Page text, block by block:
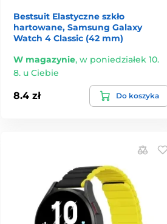
Bestsuit Elastyczne szkło
hartowane, Samsung Galaxy
Watch 4 Classic (42 mm)
W magazynie, w poniedziałek 10.
8. u Ciebie
8.4 zł Do koszyka